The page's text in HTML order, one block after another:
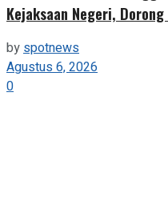
Kejaksaan Negeri,
byspotnews
Agustus 6, 2026
0